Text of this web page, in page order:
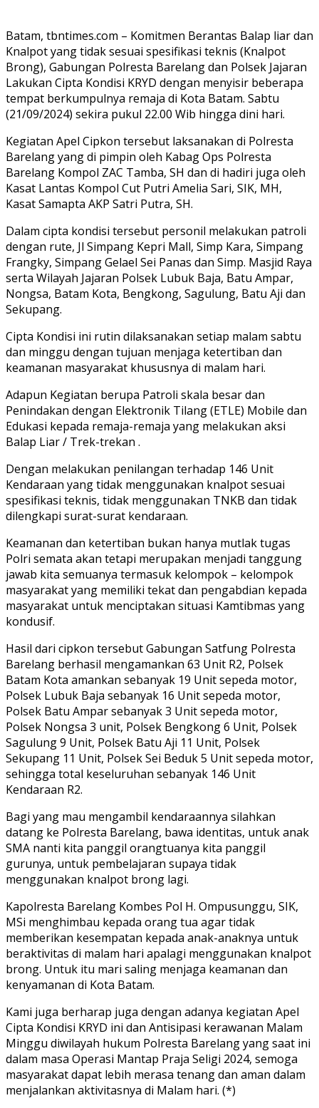
Batam, tbntimes.com – Komitmen Berantas Balap liar dan
Knalpot yang tidak sesuai spesifikasi teknis (Knalpot
Brong), Gabungan Polresta Barelang dan Polsek Jajaran
Lakukan Cipta Kondisi KRYD dengan menyisir beberapa
tempat berkumpulnya remaja di Kota Batam. Sabtu
(21/09/2024) sekira pukul 22.00 Wib hingga dini hari.
Kegiatan Apel Cipkon tersebut laksanakan di Polresta
Barelang yang di pimpin oleh Kabag Ops Polresta
Barelang Kompol ZAC Tamba, SH dan di hadiri juga oleh
Kasat Lantas Kompol Cut Putri Amelia Sari, SIK, MH,
Kasat Samapta AKP Satri Putra, SH.
Dalam cipta kondisi tersebut personil melakukan patroli
dengan rute, Jl Simpang Kepri Mall, Simp Kara, Simpang
Frangky, Simpang Gelael Sei Panas dan Simp. Masjid Raya
serta Wilayah Jajaran Polsek Lubuk Baja, Batu Ampar,
Nongsa, Batam Kota, Bengkong, Sagulung, Batu Aji dan
Sekupang.
Cipta Kondisi ini rutin dilaksanakan setiap malam sabtu
dan minggu dengan tujuan menjaga ketertiban dan
keamanan masyarakat khususnya di malam hari.
Adapun Kegiatan berupa Patroli skala besar dan
Penindakan dengan Elektronik Tilang (ETLE) Mobile dan
Edukasi kepada remaja-remaja yang melakukan aksi
Balap Liar / Trek-trekan .
Dengan melakukan penilangan terhadap 146 Unit
Kendaraan yang tidak menggunakan knalpot sesuai
spesifikasi teknis, tidak menggunakan TNKB dan tidak
dilengkapi surat-surat kendaraan.
Keamanan dan ketertiban bukan hanya mutlak tugas
Polri semata akan tetapi merupakan menjadi tanggung
jawab kita semuanya termasuk kelompok – kelompok
masyarakat yang memiliki tekat dan pengabdian kepada
masyarakat untuk menciptakan situasi Kamtibmas yang
kondusif.
Hasil dari cipkon tersebut Gabungan Satfung Polresta
Barelang berhasil mengamankan 63 Unit R2, Polsek
Batam Kota amankan sebanyak 19 Unit sepeda motor,
Polsek Lubuk Baja sebanyak 16 Unit sepeda motor,
Polsek Batu Ampar sebanyak 3 Unit sepeda motor,
Polsek Nongsa 3 unit, Polsek Bengkong 6 Unit, Polsek
Sagulung 9 Unit, Polsek Batu Aji 11 Unit, Polsek
Sekupang 11 Unit, Polsek Sei Beduk 5 Unit sepeda motor,
sehingga total keseluruhan sebanyak 146 Unit
Kendaraan R2.
Bagi yang mau mengambil kendaraannya silahkan
datang ke Polresta Barelang, bawa identitas, untuk anak
SMA nanti kita panggil orangtuanya kita panggil
gurunya, untuk pembelajaran supaya tidak
menggunakan knalpot brong lagi.
Kapolresta Barelang Kombes Pol H. Ompusunggu, SIK,
MSi menghimbau kepada orang tua agar tidak
memberikan kesempatan kepada anak-anaknya untuk
beraktivitas di malam hari apalagi menggunakan knalpot
brong. Untuk itu mari saling menjaga keamanan dan
kenyamanan di Kota Batam.
Kami juga berharap juga dengan adanya kegiatan Apel
Cipta Kondisi KRYD ini dan Antisipasi kerawanan Malam
Minggu diwilayah hukum Polresta Barelang yang saat ini
dalam masa Operasi Mantap Praja Seligi 2024, semoga
masyarakat dapat lebih merasa tenang dan aman dalam
menjalankan aktivitasnya di Malam hari. (*)